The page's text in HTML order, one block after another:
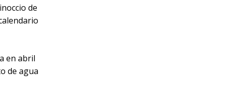
de
en abril
de agua